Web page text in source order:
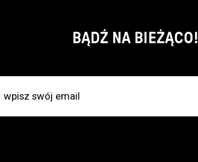
BĄDŹ NA BIEŻĄCO!